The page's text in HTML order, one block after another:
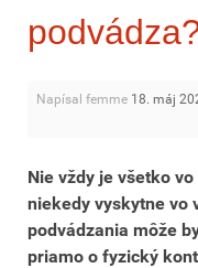
Napísal femme 18. máj
Nie vždy je všetko
niekedy vyskytne vo
podvádzania môže
priamo o fyzický